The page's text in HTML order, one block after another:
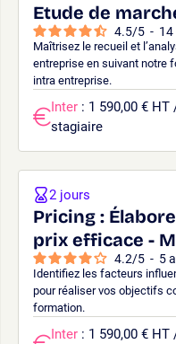
Etude de
4.5/5 - 14
Maîtrisez le recueil et
entreprise en suivant notre
intra entreprise.
Inter : 1 590,00 € HT
stagiaire
Pricing :
prix efficace -
4.2/5 - 5
Identifiez les facteurs
pour réaliser vos objectifs
formation.
2 jours
Inter : 1 590,00 € HT